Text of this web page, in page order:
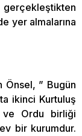
yer almalarına
Önsel, ” Bugün
ikinci Kurtuluş
ve Ordu birliği
bir kurumdur.